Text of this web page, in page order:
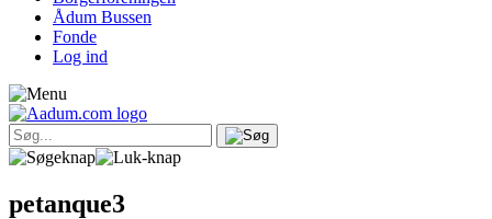
Ådum Bussen
Fonde
Log ind
petanque3